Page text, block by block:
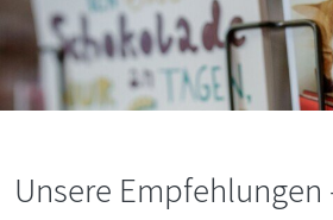
Unsere